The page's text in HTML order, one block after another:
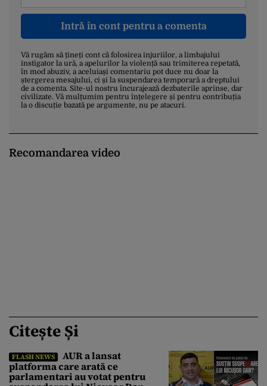
Intră în cont pentru a comenta
Vă rugăm să țineți cont că folosirea injuriilor, a limbajului
instigator la ură, a apelurilor la violență sau trimiterea repetată,
în mod abuziv, a aceluiași comentariu pot duce nu doar la
ștergerea mesajului, ci și la suspendarea temporară a dreptului
de a comenta. Site-ul nostru încurajează dezbaterile aprinse, dar
civilizate. Vă mulțumim pentru înțelegere și pentru contribuția
la o discuție bazată pe argumente, nu pe atacuri.
Recomandarea video
Citește Și
FLASH NEWS
AUR a lansat
platforma care arată ce
parlamentari au votat pentru